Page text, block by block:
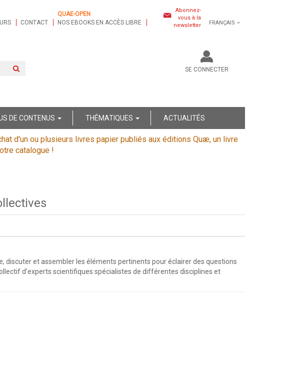
CONTACT
QUAE-OPEN
NOS EBOOKS EN ACCÈS LIBRE
Abonnez-
vous à la
newsletter
FRANÇAIS
SE CONNECTER
DE CONTENUS THÉMATIQUES ACTUALITÉS
d'un ou plusieurs livres papier publiés aux éditions Quæ, un livre
catalogue !
discuter et assembler les éléments pertinents pour éclairer des questions
d’experts scientifiques spécialistes de différentes disciplines et